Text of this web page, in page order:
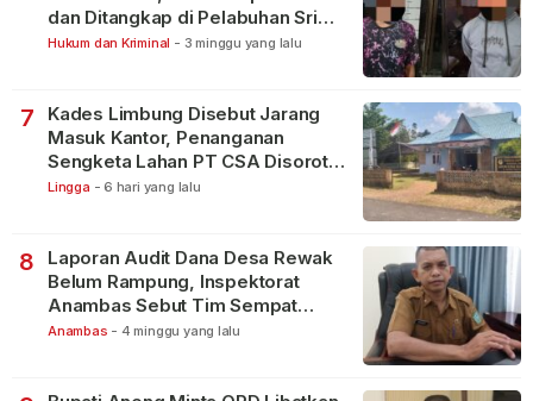
dan Ditangkap di Pelabuhan Sri
Bintan Pura
Hukum dan Kriminal - 3 minggu yang lalu
7
Kades Limbung Disebut Jarang
Masuk Kantor, Penanganan
Sengketa Lahan PT CSA Disorot
Warga
Lingga - 6 hari yang lalu
8
Laporan Audit Dana Desa Rewak
Belum Rampung, Inspektorat
Anambas Sebut Tim Sempat
Terbagi Tangani Kasus Lain
Anambas - 4 minggu yang lalu